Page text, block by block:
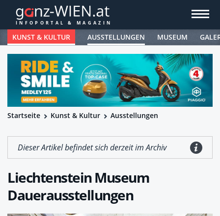
KUNST & KULTUR AUSSTELLUNGEN MUSEUM
Startseite Kunst & Kultur Ausstellungen
Dieser Artikel befindet sich derzeit im Archiv
Liechtenstein Museum
Dauerausstellungen